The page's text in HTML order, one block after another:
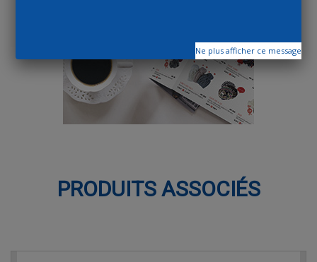
PRODUITS ASSOCIÉS
Ne plus afficher ce message